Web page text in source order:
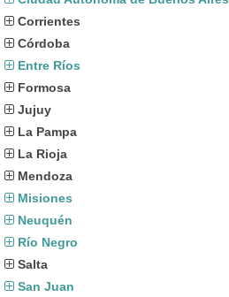
Corrientes
Córdoba
Entre Ríos
Formosa
Jujuy
La Pampa
La Rioja
Mendoza
Misiones
Neuquén
Río Negro
Salta
San Juan